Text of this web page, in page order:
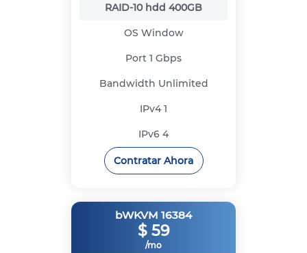
RAID-10 hdd 400GB
OS Window
Port 1 Gbps
Bandwidth Unlimited
IPv41
IPv6 4
Contratar Ahora
bWKVM 16384
$ 59
/mo